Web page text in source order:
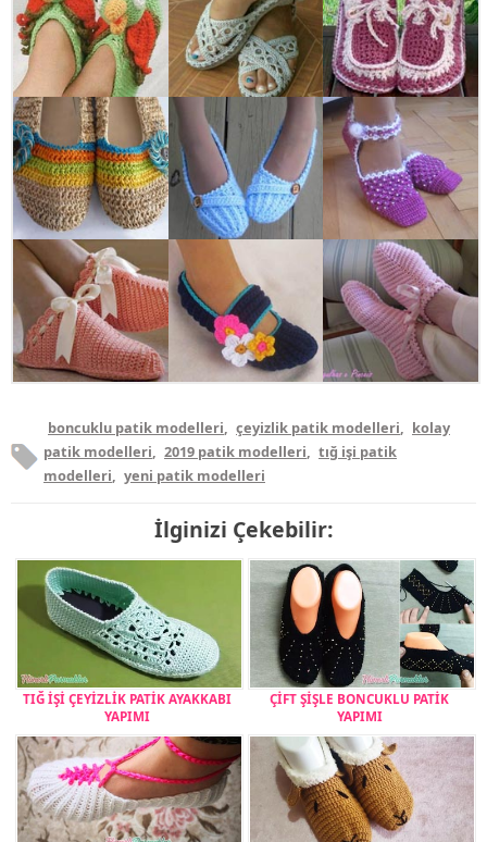
boncuklu patik modelleri, çeyizlik patik modelleri, kolay
patik modelleri, 2019 patik modelleri, tığ işi patik
modelleri, yeni patik modelleri
İlginizi Çekebilir:
TIĞ İŞİ ÇEYİZLİK PATİK AYAKKABI
YAPIMI
ÇİFT ŞİŞLE BONCUKLU PATİK
YAPIMI